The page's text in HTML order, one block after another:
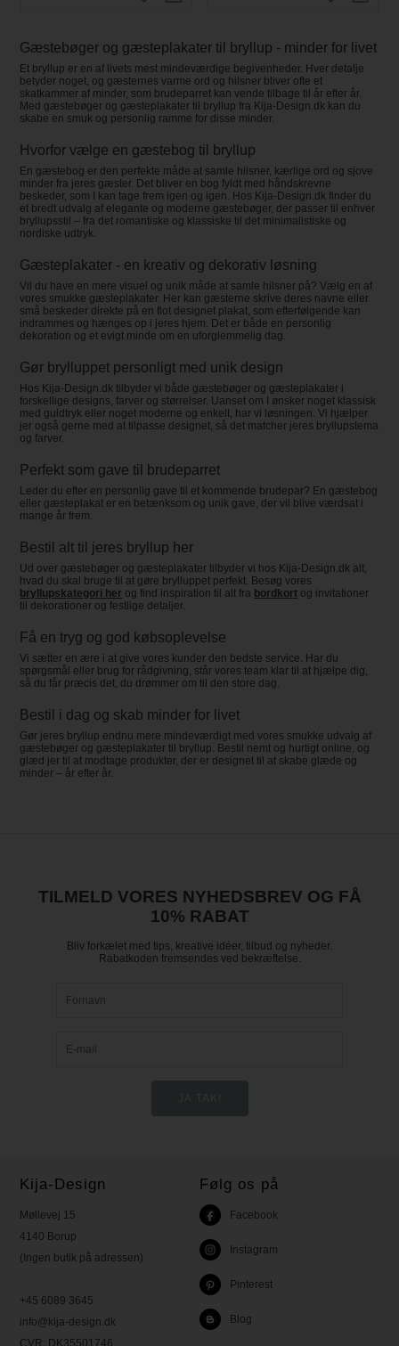
Gæstebøger og gæsteplakater til bryllup - minder for livet
Et bryllup er en af livets mest mindeværdige begivenheder. Hver detalje
betyder noget, og gæsternes varme ord og hilsner bliver ofte et
skatkammer af minder, som brudeparret kan vende tilbage til år efter år.
Med gæstebøger og gæsteplakater til bryllup fra Kija-Design.dk kan du
skabe en smuk og personlig ramme for disse minder.
Hvorfor vælge en gæstebog til bryllup
En gæstebog er den perfekte måde at samle hilsner, kærlige ord og sjove
minder fra jeres gæster. Det bliver en bog fyldt med håndskrevne
beskeder, som I kan tage frem igen og igen. Hos Kija-Design.dk finder du
et bredt udvalg af elegante og moderne gæstebøger, der passer til enhver
bryllupsstil – fra det romantiske og klassiske til det minimalistiske og
nordiske udtryk.
Gæsteplakater - en kreativ og dekorativ løsning
Vil du have en mere visuel og unik måde at samle hilsner på? Vælg en af
vores smukke gæsteplakater. Her kan gæsterne skrive deres navne eller
små beskeder direkte på en flot designet plakat, som efterfølgende kan
indrammes og hænges op i jeres hjem. Det er både en personlig
dekoration og et evigt minde om en uforglemmelig dag.
Gør brylluppet personligt med unik design
Hos Kija-Design.dk tilbyder vi både gæstebøger og gæsteplakater i
forskellige designs, farver og størrelser. Uanset om I ønsker noget klassisk
med guldtryk eller noget moderne og enkelt, har vi løsningen. Vi hjælper
jer også gerne med at tilpasse designet, så det matcher jeres bryllupstema
og farver.
Perfekt som gave til brudeparret
Leder du efter en personlig gave til et kommende brudepar? En gæstebog
eller gæsteplakat er en betænksom og unik gave, der vil blive værdsat i
mange år frem.
Bestil alt til jeres bryllup her
Ud over gæstebøger og gæsteplakater tilbyder vi hos Kija-Design.dk alt,
hvad du skal bruge til at gøre brylluppet perfekt. Besøg vores
bryllupskategori her og find inspiration til alt fra bordkort og invitationer
til dekorationer og festlige detaljer.
Få en tryg og god købsoplevelse
Vi sætter en ære i at give vores kunder den bedste service. Har du
spørgsmål eller brug for rådgivning, står vores team klar til at hjælpe dig,
så du får præcis det, du drømmer om til den store dag.
Bestil i dag og skab minder for livet
Gør jeres bryllup endnu mere mindeværdigt med vores smukke udvalg af
gæstebøger og gæsteplakater til bryllup. Bestil nemt og hurtigt online, og
glæd jer til at modtage produkter, der er designet til at skabe glæde og
minder – år efter år.
TILMELD VORES NYHEDSBREV OG FÅ
10% RABAT
Bliv forkælet med tips, kreative idéer, tilbud og nyheder.
Rabatkoden fremsendes ved bekræftelse.
Kija-Design
Møllevej 15
4140 Borup
(Ingen butik på adressen)
+45 6089 3645
info@kija-design.dk
Følg os på
Facebook
Instagram
Pinterest
Blog